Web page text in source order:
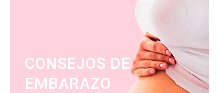
CONSEJOS DE
EMBARAZO